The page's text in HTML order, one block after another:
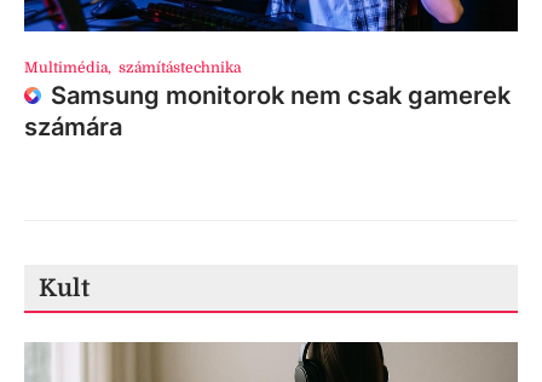
Multimédia, számítástechnika
Samsung monitorok nem csak gamerek
számára
Kult